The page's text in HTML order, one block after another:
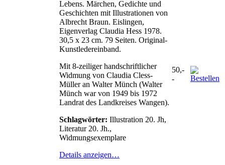
Lebens. Märchen, Gedichte und
Geschichten mit Illustrationen von
Albrecht Braun. Eislingen,
Eigenverlag Claudia Hess 1978.
30,5 x 23 cm. 79 Seiten. Original-
Kunstledereinband.
Mit 8-zeiliger handschriftlicher
Widmung von Claudia Cless-
Müller an Walter Münch (Walter
Münch war von 1949 bis 1972
Landrat des Landkreises Wangen).
Schlagwörter: Illustration 20. Jh,
Literatur 20. Jh.,
Widmungsexemplare
Details anzeigen…
50,-
-